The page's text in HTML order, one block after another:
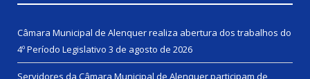
Câmara Municipal de Alenquer realiza abertura dos trabalhos do
4º Período Legislativo 3 de agosto de 2026
Servidores da Câmara Municipal de Alenquer participam de